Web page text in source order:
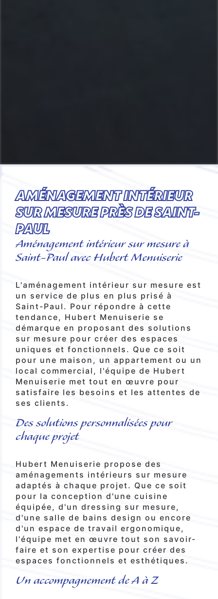
AMÉNAGEMENT INTÉRIEUR
SUR MESURE PRÈS DE SAINT-
PAUL
Aménagement intérieur sur mesure à
Saint-Paul avec Hubert Menuiserie
L'aménagement intérieur sur mesure est
un service de plus en plus prisé à
Saint-Paul. Pour répondre à cette
tendance, Hubert Menuiserie se
démarque en proposant des solutions
sur mesure pour créer des espaces
uniques et fonctionnels. Que ce soit
pour une maison, un appartement ou un
local commercial, l'équipe de Hubert
Menuiserie met tout en œuvre pour
satisfaire les besoins et les attentes de
ses clients.
Des solutions personnalisées pour
chaque projet
Hubert Menuiserie propose des
aménagements intérieurs sur mesure
adaptés à chaque projet. Que ce soit
pour la conception d'une cuisine
équipée, d'un dressing sur mesure,
d'une salle de bains design ou encore
d'un espace de travail ergonomique,
l'équipe met en œuvre tout son savoir-
faire et son expertise pour créer des
espaces fonctionnels et esthétiques.
Un accompagnement de A à Z